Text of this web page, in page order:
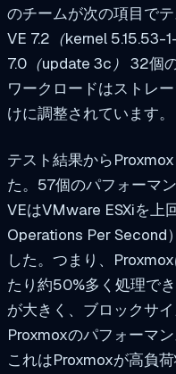
のチームが次の項目で
VE 7.2（kernel 5.15.53-
7.0（update 3c） 32個
ワークロードはストレ
けに調整されています。
テスト結果から
た。57個のパフォーマ
VEはVMware ESXiを上
Operations Per Second
した。つまり、
たり約50%多く処理で
が大きく、ブロックサ
Proxmoxのパフォーマ
これはProxmoxが高負